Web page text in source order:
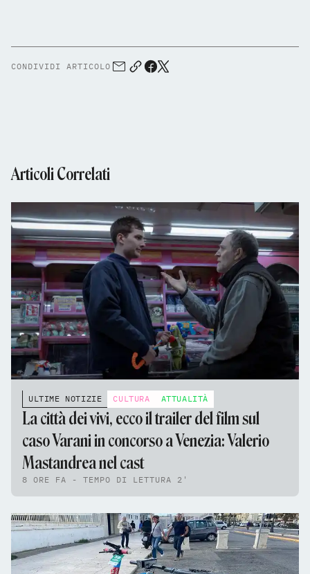
CONDIVIDI ARTICOLO
Articoli Correlati
ULTIME NOTIZIE CULTURA ATTUALITÀ
La città dei vivi, ecco il trailer del film sul
caso Varani in concorso a Venezia: Valerio
Mastandrea nel cast
8 ORE FA - TEMPO DI LETTURA 2'